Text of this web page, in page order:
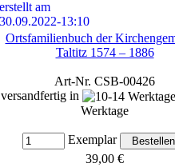
Ortsfamilienbuch der
Taltitz 1574 – 1886
Art-Nr. CSB-00426
versandfertig in
Werktage
Exemplar
39,00 €